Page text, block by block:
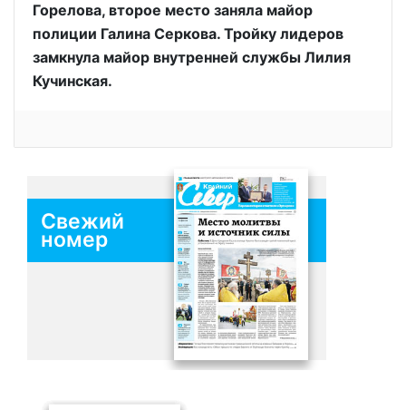
Горелова, второе место заняла майор
полиции Галина Серкова. Тройку лидеров
замкнула майор внутренней службы Лилия
Кучинская.
Свежий
номер